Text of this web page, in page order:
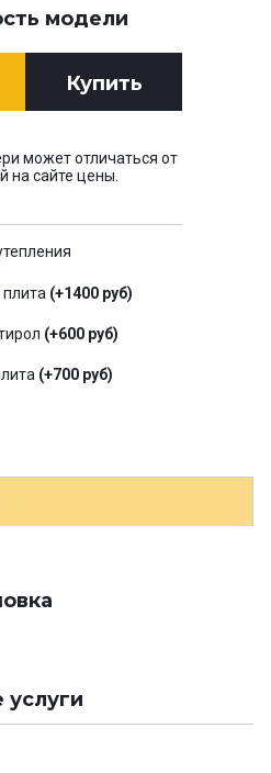
модели
Купить
может отличаться от
на сайте цены.
(+1400 руб)
(+600 руб)
(+700 руб)